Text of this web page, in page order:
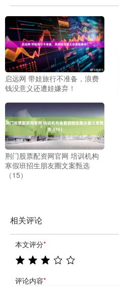
启远网 带娃旅行不准备，浪费
钱没意义还遭娃嫌弃！
荆门股票配资网官网 培训机构
寒假班招生朋友圈文案甄选
（15）
相关评论
本文评分*
评论内容*